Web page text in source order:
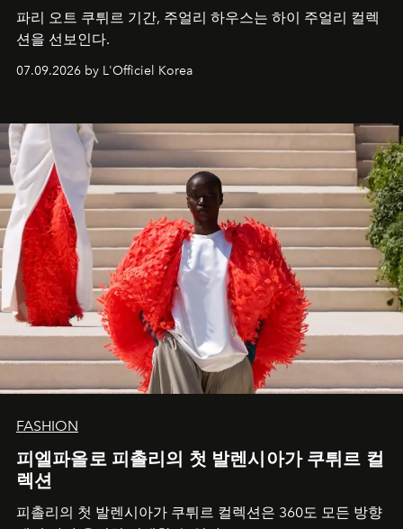
파리 오트 쿠튀르 기간, 주얼리 하우스는 하이 주얼리 컬렉
션을 선보인다.
07.09.2026 by L'Officiel Korea
FASHION
피엘파올로 피촐리의 첫 발렌시아가 쿠튀르 컬
렉션
피촐리의 첫 발렌시아가 쿠튀르 컬렉션은 360도 모든 방향